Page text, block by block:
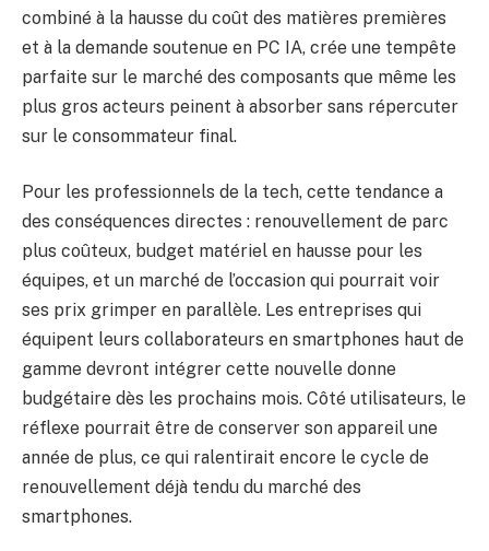
combiné à la hausse du coût des matières premières
et à la demande soutenue en PC IA, crée une tempête
parfaite sur le marché des composants que même les
plus gros acteurs peinent à absorber sans répercuter
sur le consommateur final.
Pour les professionnels de la tech, cette tendance a
des conséquences directes : renouvellement de parc
plus coûteux, budget matériel en hausse pour les
équipes, et un marché de l’occasion qui pourrait voir
ses prix grimper en parallèle. Les entreprises qui
équipent leurs collaborateurs en smartphones haut de
gamme devront intégrer cette nouvelle donne
budgétaire dès les prochains mois. Côté utilisateurs, le
réflexe pourrait être de conserver son appareil une
année de plus, ce qui ralentirait encore le cycle de
renouvellement déjà tendu du marché des
smartphones.